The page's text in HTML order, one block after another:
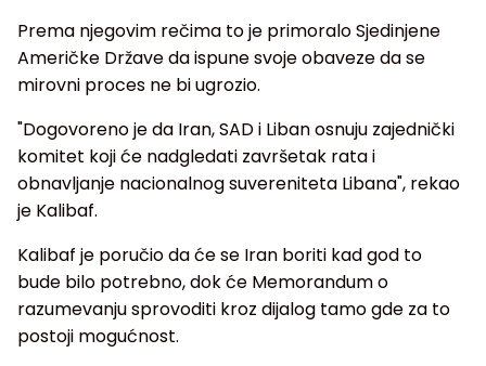
Prema njegovim rečima to je primoralo Sjedinjene
Američke Države da ispune svoje obaveze da se
mirovni proces ne bi ugrozio.
"Dogovoreno je da Iran, SAD i Liban osnuju zajednički
komitet koji će nadgledati završetak rata i
obnavljanje nacionalnog suvereniteta Libana", rekao
je Kalibaf.
Kalibaf je poručio da će se Iran boriti kad god to
bude bilo potrebno, dok će Memorandum o
razumevanju sprovoditi kroz dijalog tamo gde za to
postoji mogućnost.